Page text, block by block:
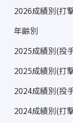
2026成績別(打
年齢別
2025成績別(投
2025成績別(打
2024成績別(投
2024成績別(打